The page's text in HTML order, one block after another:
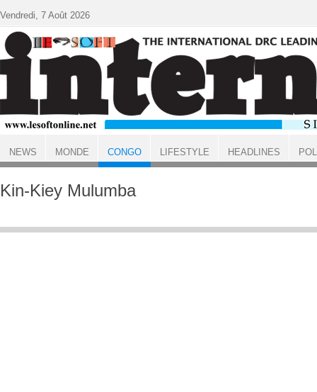
ACCUEIL CONGO
Kin-Kiey Mulumba
Vendredi, 7 Août 2026
NEWS MONDE CONGO LIFESTYLE HEADLINES